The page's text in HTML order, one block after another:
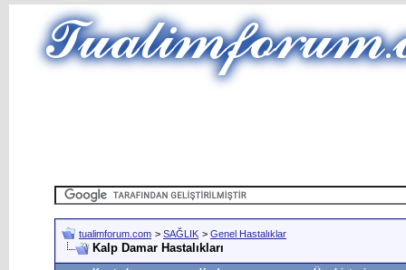
tualimforum.com > SAĞLIK > Genel Hastalıklar
Kalp Damar Hastalıkları